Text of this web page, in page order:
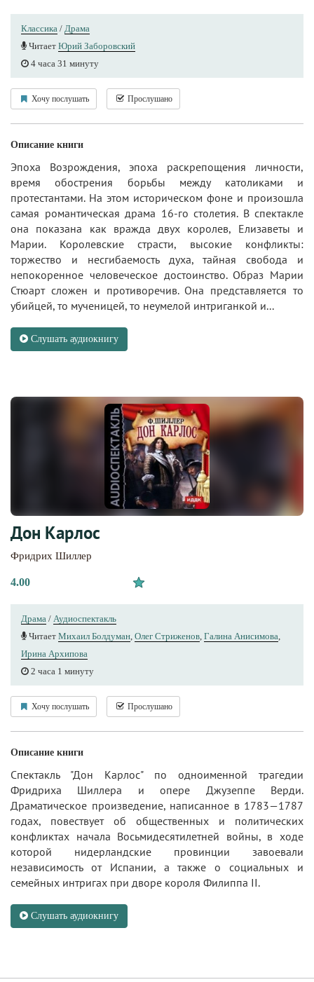
Классика / Драма
Читает Юрий Заборовский
4 часа 31 минуту
Хочу послушать Прослушано
Описание книги
Эпоха Возрождения, эпоха раскрепощения личности,
время обострения борьбы между католиками и
протестантами. На этом историческом фоне и произошла
самая романтическая драма 16-го столетия. В спектакле
она показана как вражда двух королев, Елизаветы и
Марии. Королевские страсти, высокие конфликты:
торжество и несгибаемость духа, тайная свобода и
непокоренное человеческое достоинство. Образ Марии
Стюарт сложен и противоречив. Она представляется то
убийцей, то мученицей, то неумелой интриганкой и...
Слушать аудиокнигу
Дон Карлос
Фридрих Шиллер
4.00
Драма / Аудиоспектакль
Читает Михаил Болдуман Олег Стриженов Галина Анисимова
Ирина Архипова
2 часа 1 минуту
Хочу послушать Прослушано
Описание книги
Спектакль "Дон Карлос" по одноименной трагедии
Фридриха Шиллера и опере Джузеппе Верди.
Драматическое произведение, написанное в 1783—1787
годах, повествует об общественных и политических
конфликтах начала Восьмидесятилетней войны, в ходе
которой нидерландские провинции завоевали
независимость от Испании, а также о социальных и
семейных интригах при дворе короля Филиппа II.
Слушать аудиокнигу